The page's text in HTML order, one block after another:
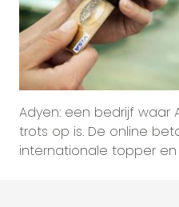
Adyen: een bedrijf waar
trots op is. De online
internationale topper